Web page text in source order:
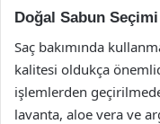
Doğal Sabun Seçimi
Saç bakımında
kalitesi oldukça
işlemlerden
lavanta, aloe vera ve